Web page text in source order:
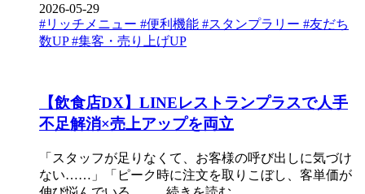
2026-05-29
#リッチメニュー #便利機能 #スタンプラリー #友だち
数UP#集客・売り上げUP
【飲食店DX】LINEレストランプラスで人手
不足解消×売上アップを両立
「スタッフが足りなくて、お客様の呼び出しに気づけ
ない……」「ピーク時に注文を取りこぼし、客単価が